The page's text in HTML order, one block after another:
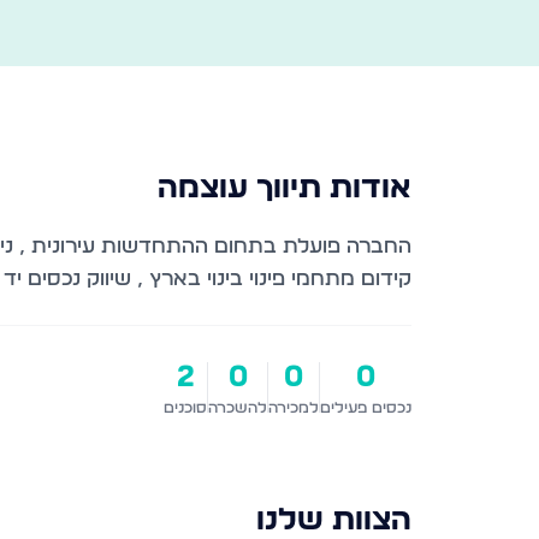
אודות תיווך עוצמה
קידום מתחמי פינוי בינוי בארץ , שיווק נכסים
0
נכסים פעילים
0
למכירה
0
להשכרה
2
סוכנים
הצוות שלנו